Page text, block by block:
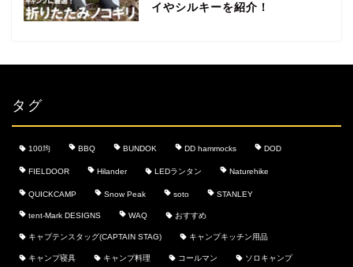
イやシルキーを紹介！
タグ
100均 BBQ BUNDOK DD hammocks DOD
FIELDOOR Hilander LEDランタン Naturehike
QUICKCAMP Snow Peak soto STANLEY
tent-Mark DESIGNS WAQ おすすめ
キャプテンスタッグ(CAPTAIN STAG) キャンプキッチン用品
キャンプ寝具 キャンプ料理 コールマン ソロキャンプ